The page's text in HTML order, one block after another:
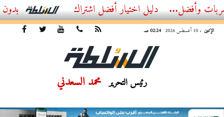
أفضل اشتراك IPTV بدون تقطيع 2026 – دليل المشاهد العصري
الإثنين ، 10 أغسطس 2026 02:24 صـ
رئيس التحرير محمد السعدني